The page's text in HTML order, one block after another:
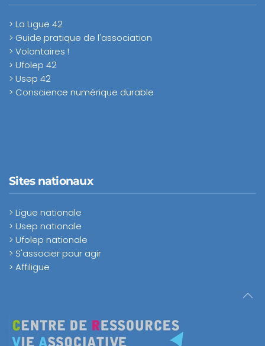
> La Ligue 42
> Guide pratique de l'association
> Volontaires !
> Ufolep 42
> Usep 42
> Conscience numérique durable
Sites nationaux
> Ligue nationale
> Usep nationale
> Ufolep nationale
> S'associer pour agir
> Affiligue